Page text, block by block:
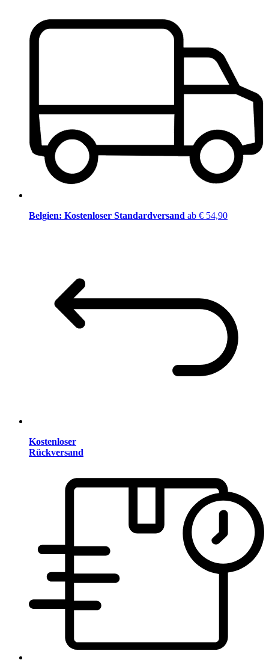
Belgien: Kostenloser Standardversand ab € 54,90
Kostenloser
Rückversand